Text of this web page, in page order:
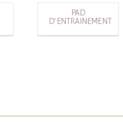
PAD
D'ENTRAINEMENT